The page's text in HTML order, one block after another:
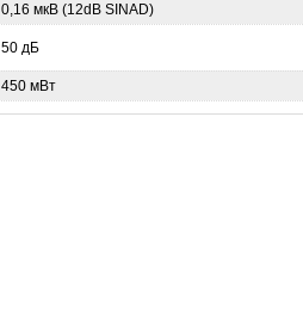
0,16 мкВ (12dB SINAD)
50 дБ
450 мВт